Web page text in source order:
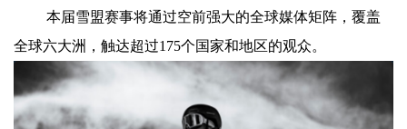
本届雪盟赛事将通过空前强大的全球媒体矩阵，覆盖
全球六大洲，触达超过175个国家和地区的观众。